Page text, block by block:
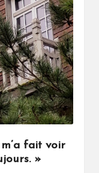
fait voir
»